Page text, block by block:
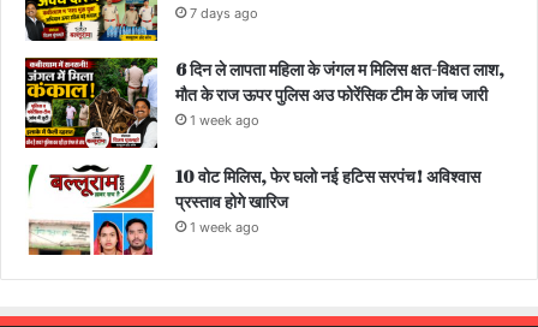
7 days ago
6 दिन ले लापता महिला के जंगल म मिलिस क्षत-विक्षत लाश,
मौत के राज ऊपर पुलिस अउ फोरेंसिक टीम के जांच जारी
1 week ago
10 वोट मिलिस, फेर घलो नई हटिस सरपंच! अविश्वास
प्रस्ताव होगे खारिज
1 week ago